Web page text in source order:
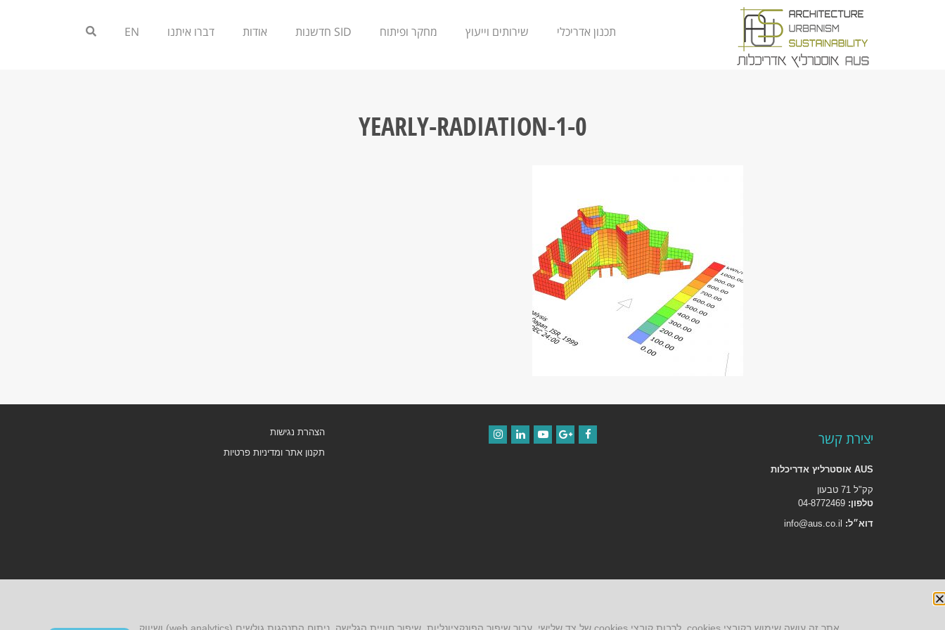
תכנון אדריכלי שירותים וייעוץ מחקר ופיתוח SID חדשנות אודות דברו איתנו EN
0-YEARLY-RADIATION-1
יצירת קשר
AUS אוסטרליץ אדריכלות
קק"ל 71 טבעון
טלפון:
דוא״ל: info@aus.co.il
הצהרת נגישות
תקנון אתר ומדיניות פרטיות
אתר זה עושה שימוש בקובצי cookies, לרבות קובצי cookies של צד שלישי, עבור שיפור הפונקציונליות, שיפור חוויית הגלישה, ניתוח התנהגות גולשים (web analytics) ושיווק